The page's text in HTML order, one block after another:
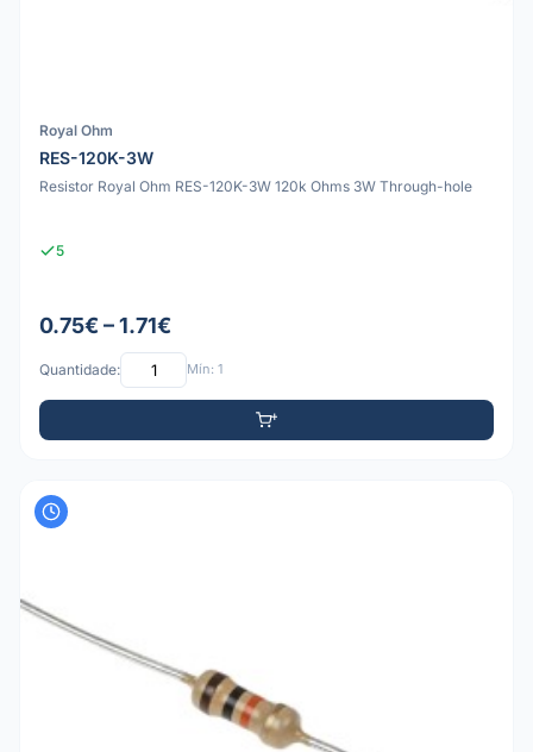
Royal Ohm
RES-120K-3W
Resistor Royal Ohm RES-120K-3W 120k Ohms 3W Through-hole
5
0.75€ – 1.71€
Quantidade: Mín: 1